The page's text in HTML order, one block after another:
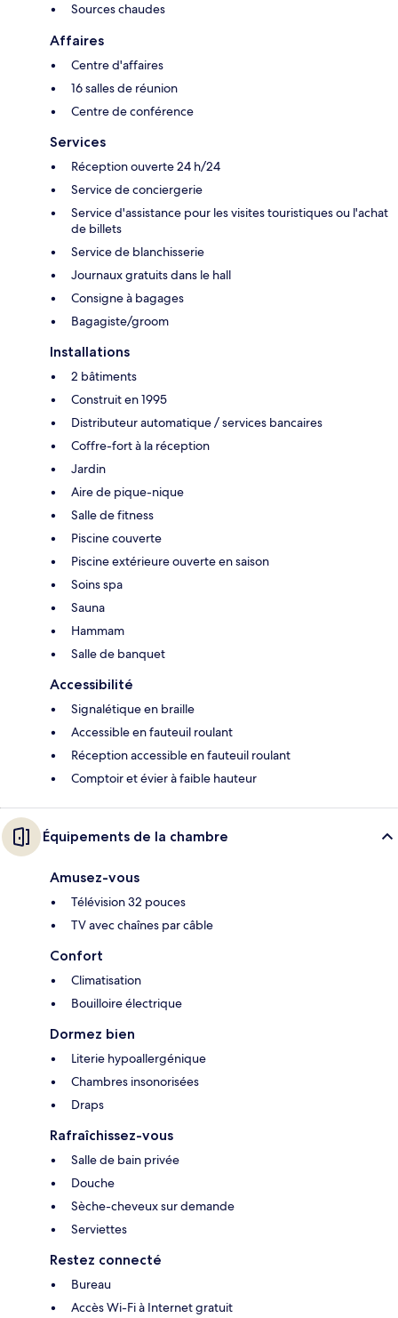
Sources chaudes
Affaires
Centre d'affaires
16 salles de réunion
Centre de conférence
Services
Réception ouverte 24 h/24
Service de conciergerie
Service d'assistance pour les visites touristiques ou l'achat
de billets
Service de blanchisserie
Journaux gratuits dans le hall
Consigne à bagages
Bagagiste/groom
Installations
2 bâtiments
Construit en 1995
Distributeur automatique / services bancaires
Coffre-fort à la réception
Jardin
Aire de pique-nique
Salle de fitness
Piscine couverte
Piscine extérieure ouverte en saison
Soins spa
Sauna
Hammam
Salle de banquet
Accessibilité
Signalétique en braille
Accessible en fauteuil roulant
Réception accessible en fauteuil roulant
Comptoir et évier à faible hauteur
Équipements de la chambre
Amusez-vous
Télévision 32 pouces
TV avec chaînes par câble
Confort
Climatisation
Bouilloire électrique
Dormez bien
Literie hypoallergénique
Chambres insonorisées
Draps
Rafraîchissez-vous
Salle de bain privée
Douche
Sèche-cheveux sur demande
Serviettes
Restez connecté
Bureau
Accès Wi-Fi à Internet gratuit